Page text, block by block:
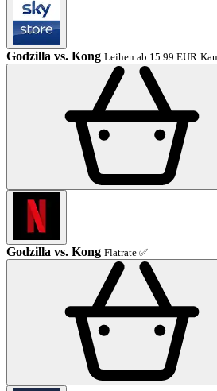
Godzilla vs. Kong Leihen ab 15.99 EUR
Godzilla vs. Kong Flatrate ✅